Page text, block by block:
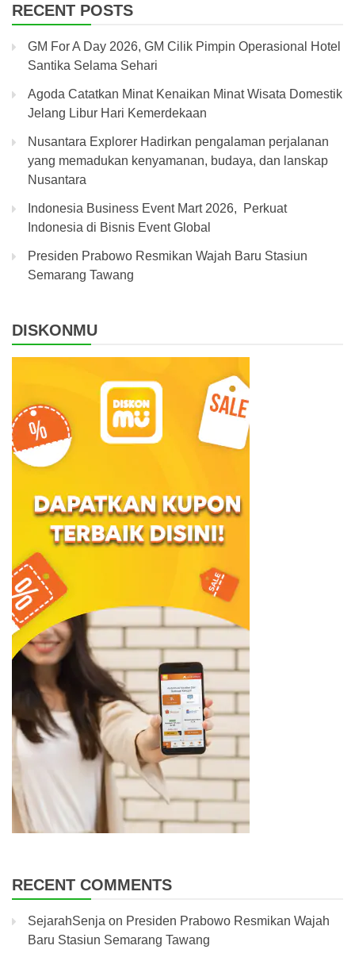
RECENT POSTS
GM For A Day 2026, GM Cilik Pimpin Operasional Hotel
Santika Selama Sehari
Agoda Catatkan Minat Kenaikan Minat Wisata Domestik
Jelang Libur Hari Kemerdekaan
Nusantara Explorer Hadirkan pengalaman perjalanan
yang memadukan kenyamanan, budaya, dan lanskap
Nusantara
Indonesia Business Event Mart 2026, Perkuat
Indonesia di Bisnis Event Global
Presiden Prabowo Resmikan Wajah Baru Stasiun
Semarang Tawang
DISKONMU
RECENT COMMENTS
SejarahSenja on Presiden Prabowo Resmikan Wajah
Baru Stasiun Semarang Tawang